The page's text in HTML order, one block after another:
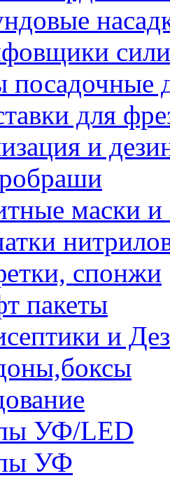
посадочные
для
и
маски и
спонжи
пакеты
и
УФ/LED
УФ